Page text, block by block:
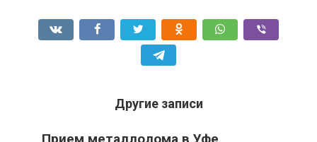
Другие записи